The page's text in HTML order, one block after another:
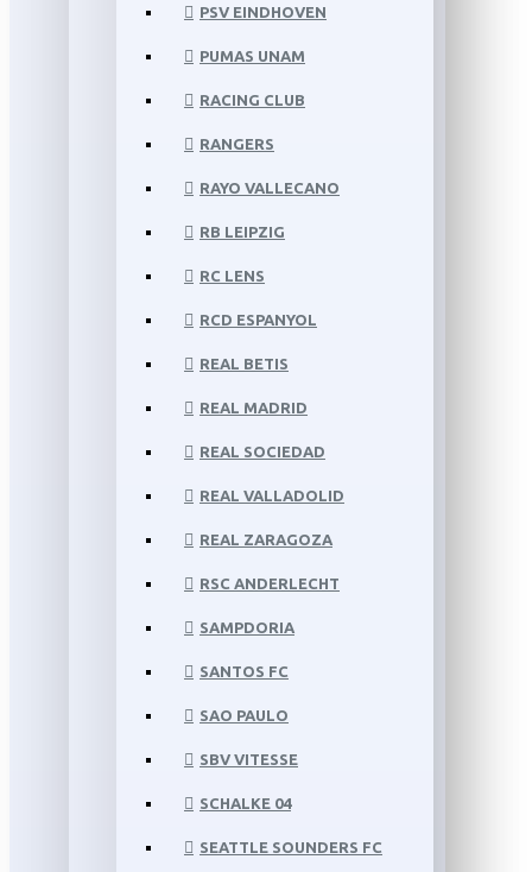
PSV EINDHOVEN
PUMAS UNAM
RACING CLUB
RANGERS
RAYO VALLECANO
RB LEIPZIG
RC LENS
RCD ESPANYOL
REAL BETIS
REAL MADRID
REAL SOCIEDAD
REAL VALLADOLID
REAL ZARAGOZA
RSC ANDERLECHT
SAMPDORIA
SANTOS FC
SAO PAULO
SBV VITESSE
SCHALKE 04
SEATTLE SOUNDERS FC